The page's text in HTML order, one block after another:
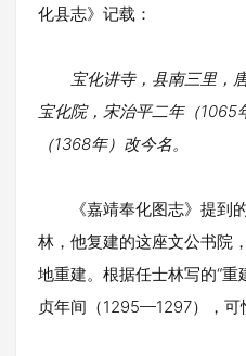
化县志》记载：
宝化讲寺，县南三里，
宝化院，宋治平二年（
（1368年）改今名。
《嘉靖奉化图志》提到的
林，他复建的这座文公书院
地重建。根据任士林写的“
贞年间（1295—1297），可